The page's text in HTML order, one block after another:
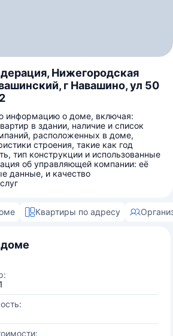
Нижегородская
г Навашино, ул 50
информацию о доме, включая:
в здании, наличие и список
расположенных в доме,
строения, такие как год
тип конструкции и использованные
об управляющей компании: её
данные, и качество
Квартиры по адресу